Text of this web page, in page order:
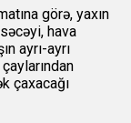
görə, yaxın
hava
ayrı-ayrı
çaxacağı